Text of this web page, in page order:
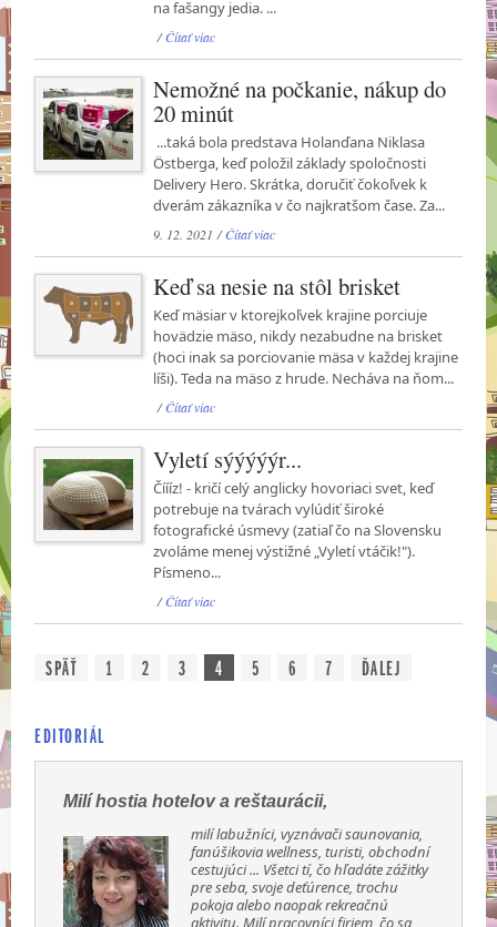
na fašangy jedia. ...
/Čítať viac
Nemožné na počkanie, nákup do
20 minút
...taká bola predstava Holanďana Niklasa
Östberga, keď položil základy spoločnosti
Delivery Hero. Skrátka, doručiť čokoľvek k
dverám zákazníka v čo najkratšom čase. Za...
9. 12. 2021 /Čítať viac
Keď sa nesie na stôl brisket
Keď mäsiar v ktorejkoľvek krajine porciuje
hovädzie mäso, nikdy nezabudne na brisket
(hoci inak sa porciovanie mäsa v každej krajine
líši). Teda na mäso z hrude. Necháva na ňom...
/Čítať viac
Vyletí sýýýýýr...
Číííz! - kričí celý anglicky hovoriaci svet, keď
potrebuje na tvárach vylúdiť široké
fotografické úsmevy (zatiaľ čo na Slovensku
zvoláme menej výstižné „Vyletí vtáčik!").
Písmeno...
/Čítať viac
SPÄŤ 1 2 3 4 5 6 7 ĎALEJ
EDITORIÁL
Milí hostia hotelov a reštaurácii,
milí labužníci, vyznávači saunovania,
fanúšikovia wellness, turisti, obchodní
cestujúci ... Všetci tí, čo hľadáte zážitky
pre seba, svoje deťúrence, trochu
pokoja alebo naopak rekreačnú
aktivitu. Milí pracovníci firiem, čo sa